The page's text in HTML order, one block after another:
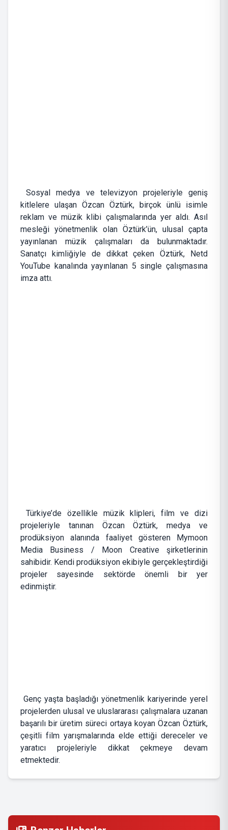
Sosyal medya ve televizyon projeleriyle geniş
kitlelere ulaşan Özcan Öztürk, birçok ünlü isimle
reklam ve müzik klibi çalışmalarında yer aldı. Asıl
mesleği yönetmenlik olan Öztürk’ün, ulusal çapta
yayınlanan müzik çalışmaları da bulunmaktadır.
Sanatçı kimliğiyle de dikkat çeken Öztürk, Netd
YouTube kanalında yayınlanan 5 single çalışmasına
imza attı.
Türkiye’de özellikle müzik klipleri, film ve dizi
projeleriyle tanınan Özcan Öztürk, medya ve
prodüksiyon alanında faaliyet gösteren Mymoon
Media Business / Moon Creative şirketlerinin
sahibidir. Kendi prodüksiyon ekibiyle gerçekleştirdiği
projeler sayesinde sektörde önemli bir yer
edinmiştir.
Genç yaşta başladığı yönetmenlik kariyerinde yerel
projelerden ulusal ve uluslararası çalışmalara uzanan
başarılı bir üretim süreci ortaya koyan Özcan Öztürk,
çeşitli film yarışmalarında elde ettiği dereceler ve
yaratıcı projeleriyle dikkat çekmeye devam
etmektedir.